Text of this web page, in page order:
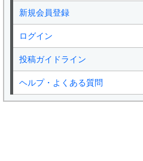
新規会員登録
ログイン
投稿ガイドライン
ヘルプ・よくある質問